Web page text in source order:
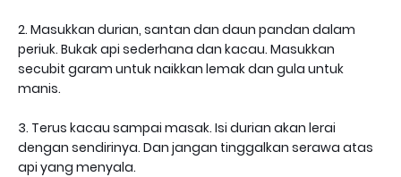
2. Masukkan durian, santan dan daun pandan dalam
periuk. Bukak api sederhana dan kacau. Masukkan
secubit garam untuk naikkan lemak dan gula untuk
manis.
3. Terus kacau sampai masak. Isi durian akan lerai
dengan sendirinya. Dan jangan tinggalkan serawa atas
api yang menyala.